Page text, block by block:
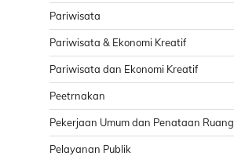
Pariwisata
Pariwisata & Ekonomi Kreatif
Pariwisata dan Ekonomi Kreatif
Peetrnakan
Pekerjaan Umum dan Penataan Ruang
Pelayanan Publik